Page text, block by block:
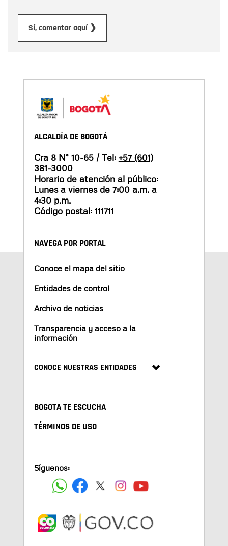
Sí, comentar aquí ❯
ALCALDÍA DE BOGOTÁ
Cra 8 N° 10-65 / Tel: +57 (601)
381-3000
Horario de atención al público:
Lunes a viernes de 7:00 a.m. a
4:30 p.m.
Código postal: 111711
NAVEGA POR PORTAL
Conoce el mapa del sitio
Entidades de control
Archivo de noticias
Transparencia y acceso a la
información
CONOCE NUESTRAS ENTIDADES
BOGOTA TE ESCUCHA
TÉRMINOS DE USO
Síguenos: